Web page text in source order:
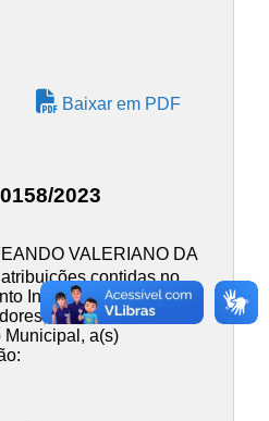
Baixar em PDF
2023
VALERIANO DA
contidas no
Inteo da Câmara
INDICA ao Chefe
a(s)